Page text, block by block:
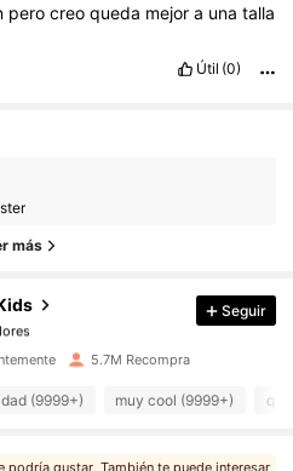
pero creo queda mejor a una talla
Útil (0)
más
día
Seguir
5.7M Recompra
(9999+) muy cool (9999+)
podría gustar , También te puede interesar